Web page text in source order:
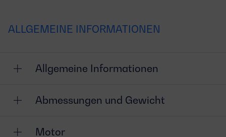
ALLGEMEINE INFORMATIONEN
Allgemeine Informationen
Abmessungen und Gewicht
Motor